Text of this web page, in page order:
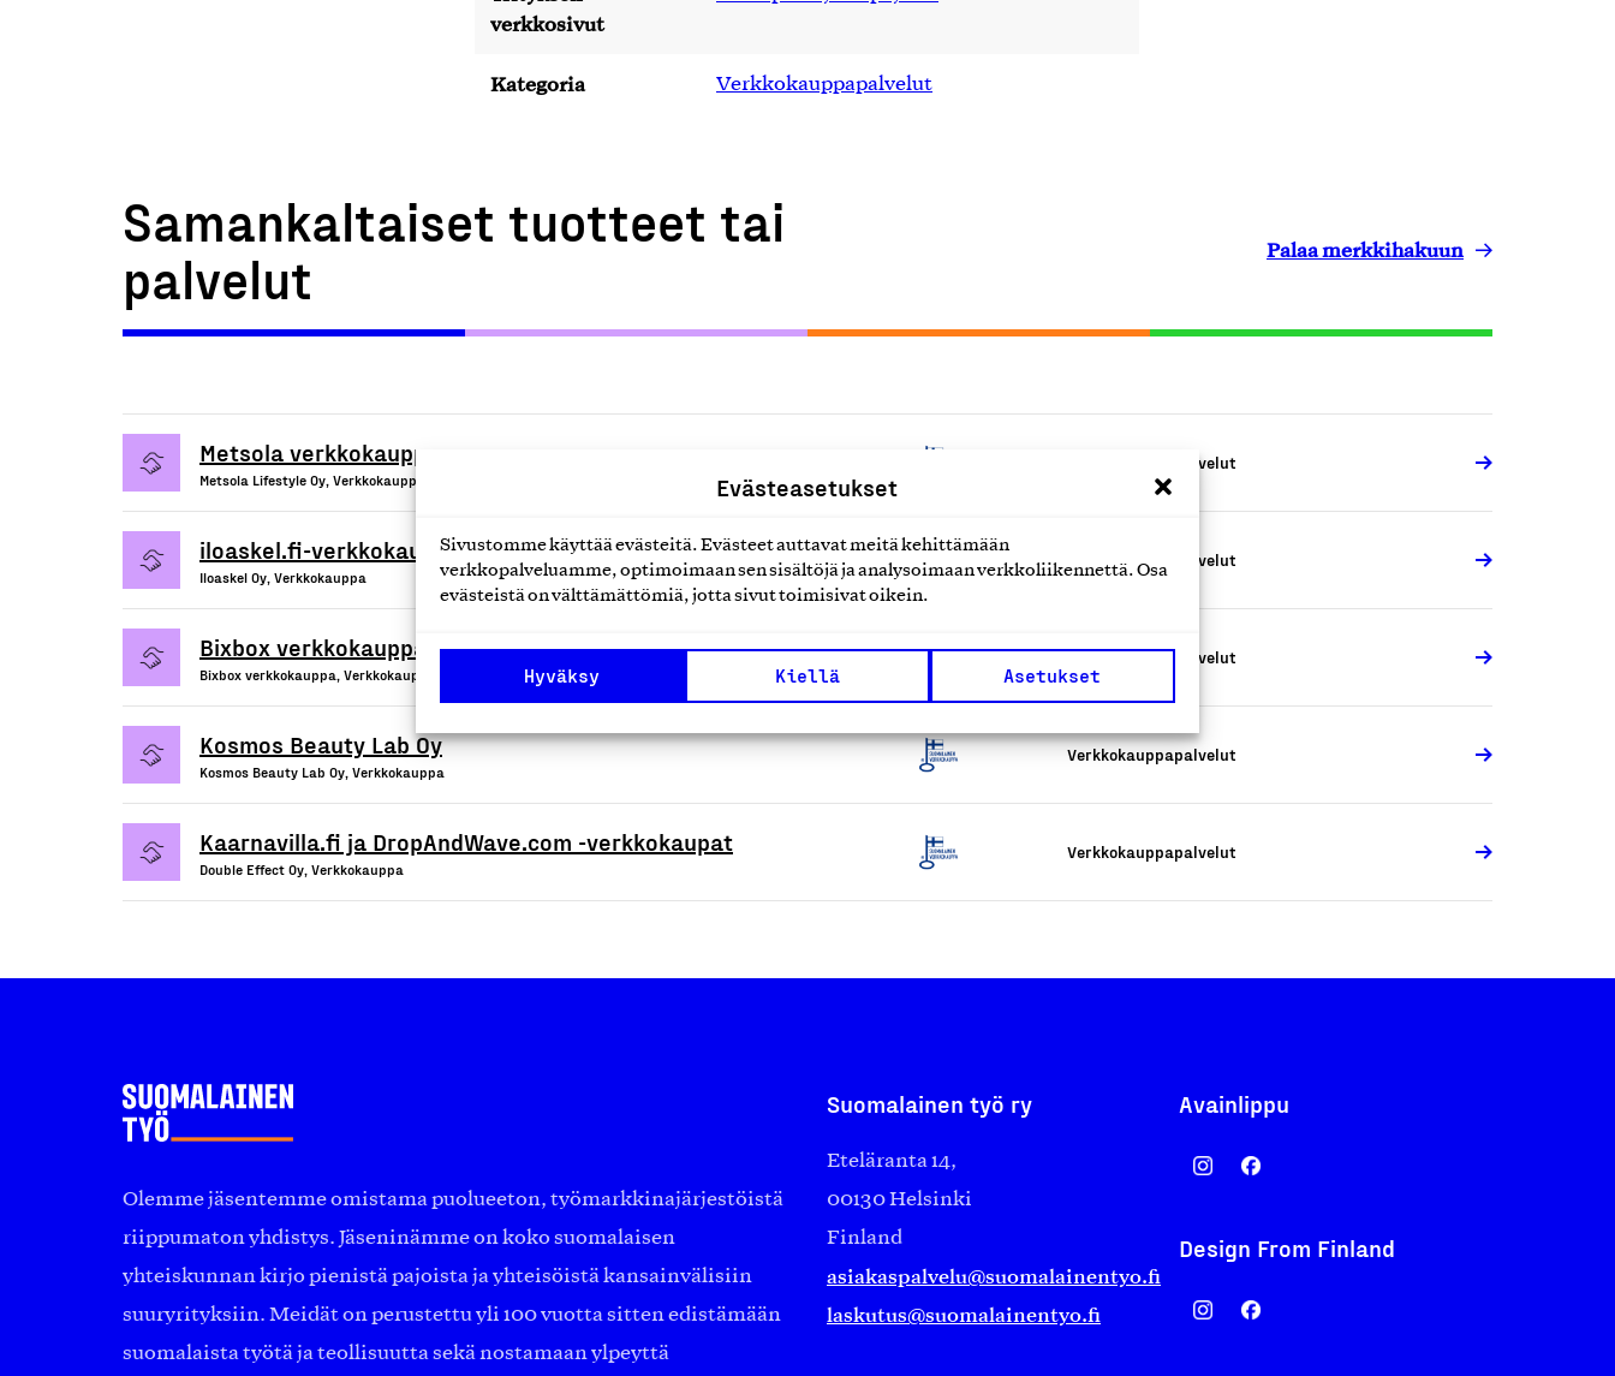
Evästeasetukset
Sivustomme käyttää evästeitä. Evästeet auttavat meitä kehittämään
verkkopalveluamme, optimoimaan sen sisältöjä ja analysoimaan verkkoliikennettä. Osa
evästeistä on välttämättömiä, jotta sivut toimisivat oikein.
Hyväksy Kiellä Asetukset
verkkosivut
Kategoria Verkkokauppapalvelut
Samankaltaiset tuotteet tai
palvelut
Palaa merkkihakuun
Metsola verkkokauppa
Metsola Lifestyle Oy, Verkkokauppa
Verkkokauppapalvelut
iloaskel.fi-verkkokauppapalvelu
Iloaskel Oy, Verkkokauppa
Verkkokauppapalvelut
Bixbox verkkokauppa
Bixbox verkkokauppa, Verkkokauppa
Verkkokauppapalvelut
Kosmos Beauty Lab Oy
Kosmos Beauty Lab Oy, Verkkokauppa
Verkkokauppapalvelut
Kaarnavilla.fi ja DropAndWave.com -verkkokaupat
Double Effect Oy, Verkkokauppa
Verkkokauppapalvelut
Olemme jäsentemme omistama puolueeton, työmarkkinajärjestöistä
riippumaton yhdistys. Jäseninämme on koko suomalaisen
yhteiskunnan kirjo pienistä pajoista ja yhteisöistä kansainvälisiin
suuryrityksiin. Meidät on perustettu yli 100 vuotta sitten edistämään
suomalaista työtä ja teollisuutta sekä nostamaan ylpeyttä
Suomalainen työ ry
Eteläranta 14,
00130 Helsinki
Finland
asiakaspalvelu@suomalainentyo.fi
laskutus@suomalainentyo.fi
Avainlippu
Design From Finland